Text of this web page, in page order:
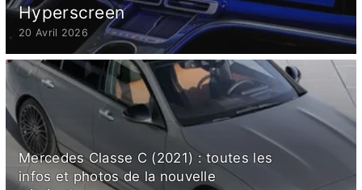
Hyperscreen
20 Avril 2026
Mercedes Classe C (2021) : toutes les
infos et photos de la nouvelle